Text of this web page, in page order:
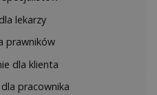
lekarzy
prawników
dla klienta
pracownika